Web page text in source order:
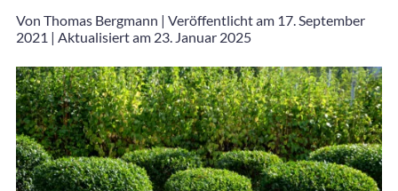
Von Thomas Bergmann | Veröffentlicht am 17. September
2021 | Aktualisiert am 23. Januar 2025